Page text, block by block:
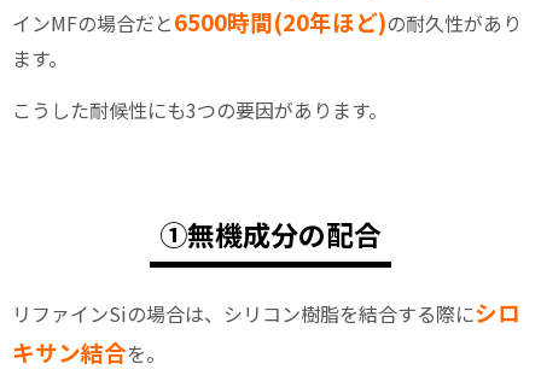
インMFの場合だと6500時間(20年ほど)の耐久性があり
ます。
こうした耐候性にも3つの要因があります。
①無機成分の配合
リファインSiの場合は、シリコン樹脂を結合する際にシロ
キサン結合を。